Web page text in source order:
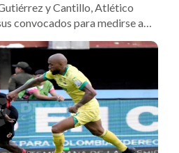
y Cantillo, Atlético
convocados para medirse al
Páez. El plantel 'canario'
como Flores y Batalla
la falta de gol para